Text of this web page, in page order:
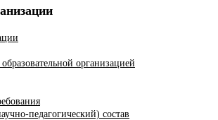
организацией
педагогический) состав